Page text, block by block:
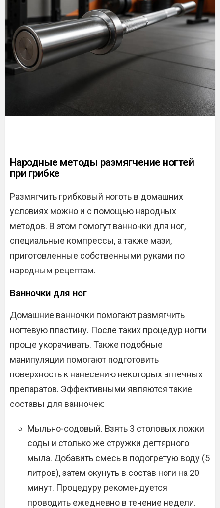
Народные методы размягчение ногтей
при грибке
Размягчить грибковый ноготь в домашних
условиях можно и с помощью народных
методов. В этом помогут ванночки для ног,
специальные компрессы, а также мази,
приготовленные собственными руками по
народным рецептам.
Ванночки для ног
Домашние ванночки помогают размягчить
ногтевую пластину. После таких процедур ногти
проще укорачивать. Также подобные
манипуляции помогают подготовить
поверхность к нанесению некоторых аптечных
препаратов. Эффективными являются такие
составы для ванночек:
Мыльно-содовый. Взять 3 столовых ложки
соды и столько же стружки дегтярного
мыла. Добавить смесь в подогретую воду (5
литров), затем окунуть в состав ноги на 20
минут. Процедуру рекомендуется
проводить ежедневно в течение недели.